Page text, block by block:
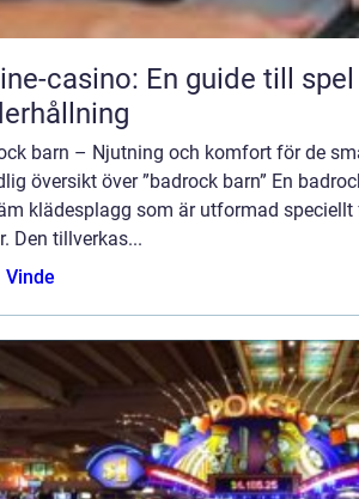
casino: En guide till
barn – Njutning och komfort för de
översikt över ”badrock barn” En
klädesplagg som är utformad
Den tillverkas...
Vinde